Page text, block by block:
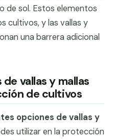
de sol. Estos elementos
cultivos, y las vallas y
una barrera adicional
vallas y mallas
de cultivos
opciones de vallas y
utilizar en la protección